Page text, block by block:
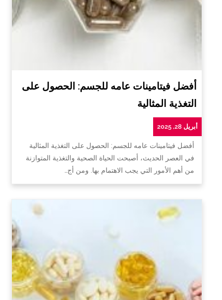
أفضل فيتامينات عامه للجسم: الحصول على
التغذية المثالية
أبريل 28, 2025
أفضل فيتامينات عامه للجسم: الحصول على التغذية المثالية
في العصر الحديث، أصبحت الحياة الصحية والتغذية المتوازنة
من أهم الأمور التي يجب الاهتمام بها. ومن أج…